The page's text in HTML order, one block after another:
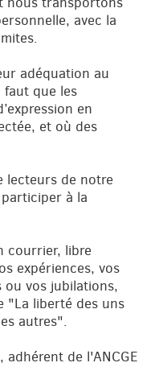
avec la
adéquation au
faut que les
en
et où des
lecteurs de notre
à la
courrier, libre
expériences, vos
ou vos jubilations,
"La liberté des uns
autres".
adhérent de l'ANCGE